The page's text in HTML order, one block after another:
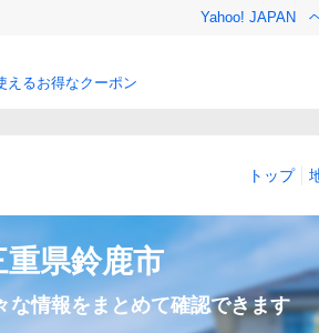
Yahoo! JAPAN
えるお得なクーポン
トップ
重県鈴鹿市
な情報をまとめて確認できます